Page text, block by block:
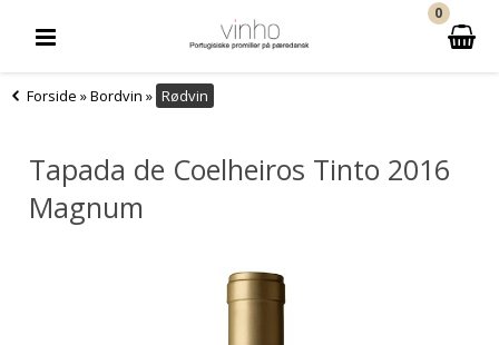
0
Forside »Bordvin » Rødvin
Tapada de Coelheiros Tinto 2016
Magnum